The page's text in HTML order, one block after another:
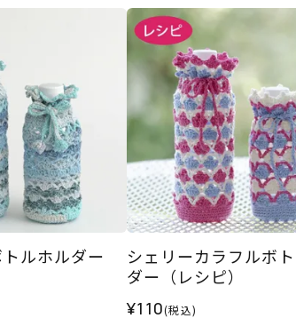
ルホルダー
シェリーカラフルボ
ダー（レシピ）
¥110(税込)